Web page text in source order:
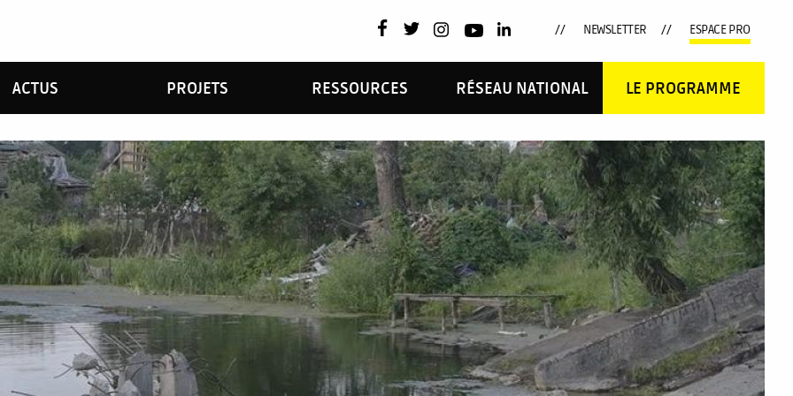
NEWSLETTER ESPACE PRO
ACTUS PROJETS RESSOURCES RÉSEAU NATIONAL LE PROGRAMME